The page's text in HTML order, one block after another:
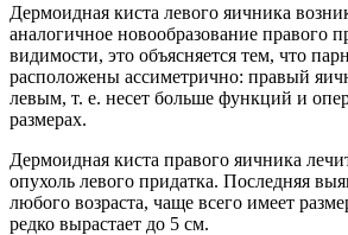
Дермоидная киста левого яичника
аналогичное новообразование правого
видимости, это объясняется тем, что
расположены ассиметрично: правый
левым, т. е. несет больше функций и
размерах.
Дермоидная киста правого яичника
опухоль левого придатка. Последняя
любого возраста, чаще всего имеет
редко вырастает до 5 см.